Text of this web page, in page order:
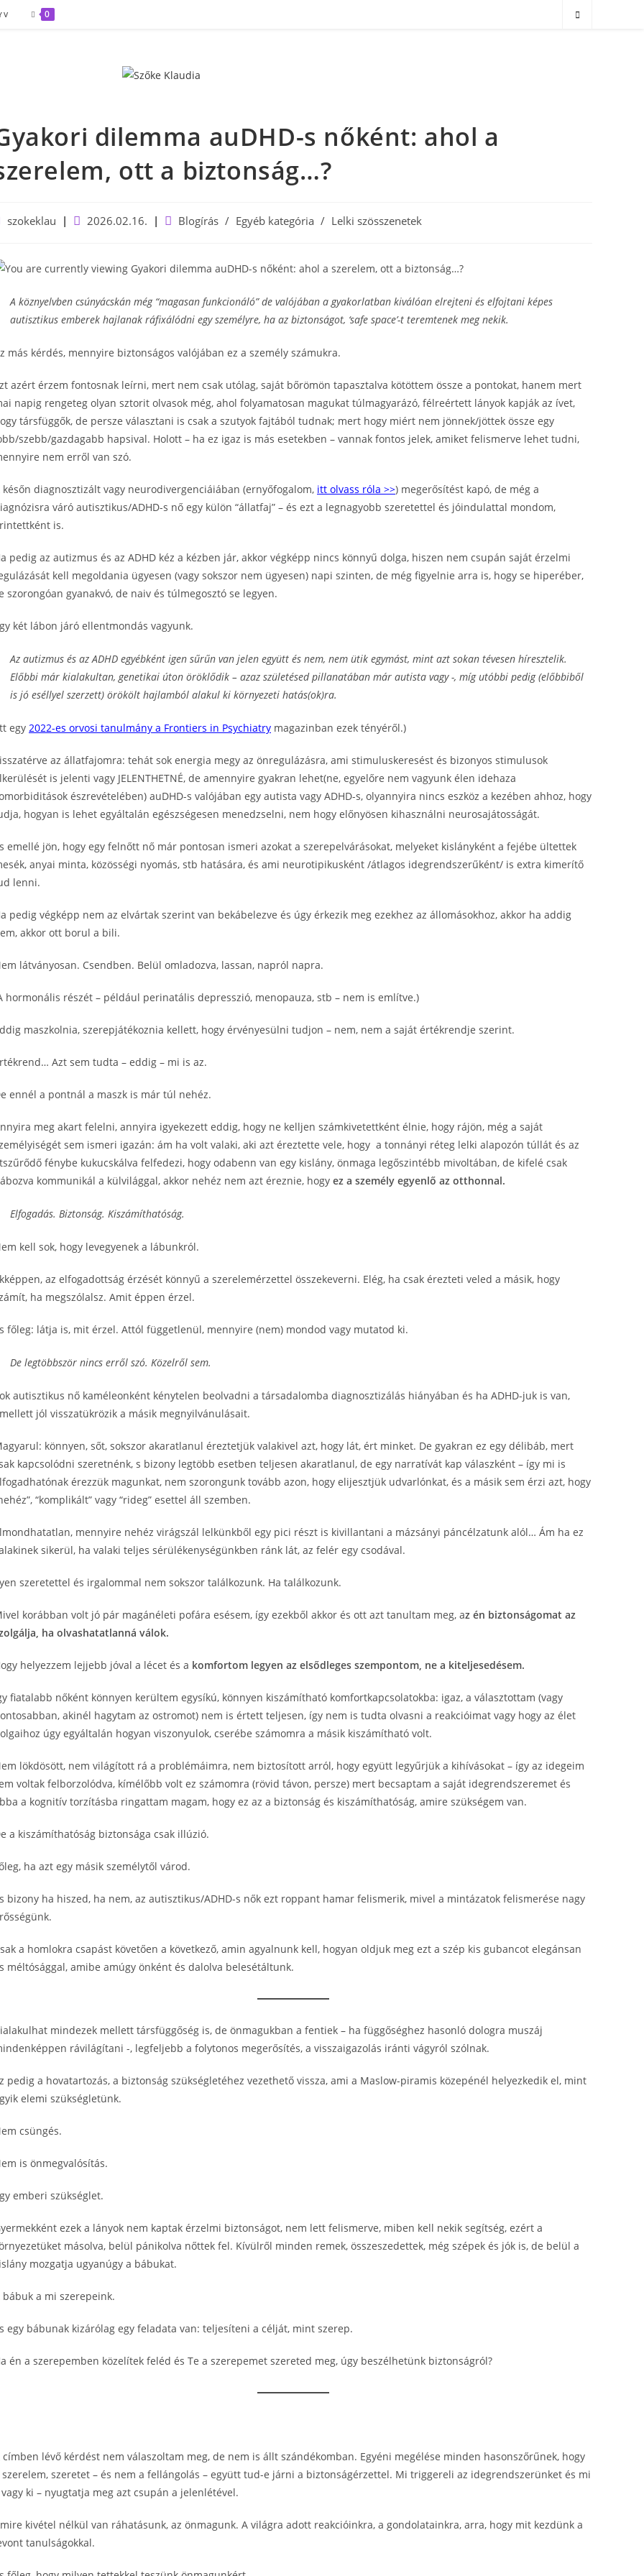
0
dilemma auDHD-s nőként: ahol a
ott a biztonság…?
szokeklau
Post2026.02.16.
PostBlogírás / Egyéb kategória / Lelki szösszenetek
A köznyelvben csúnyácskán még “magasan funkcionáló” de valójában a gyakorlatban kiválóan elrejteni és elfojtani képes
autisztikus emberek hajlanak ráfixálódni egy személyre, ha az biztonságot, ‘safe space’-t teremtenek meg nekik.
más kérdés, mennyire biztonságos valójában ez a személy számukra.
azért érzem fontosnak leírni, mert nem csak utólag, saját bőrömön tapasztalva kötöttem össze a pontokat, hanem mert
napig rengeteg olyan sztorit olvasok még, ahol folyamatosan magukat túlmagyarázó, félreértett lányok kapják az ívet,
társfüggők, de persze választani is csak a szutyok fajtából tudnak; mert hogy miért nem jönnek/jöttek össze egy
szebb/gazdagabb hapsival. Holott – ha ez igaz is más esetekben – vannak fontos jelek, amiket felismerve lehet tudni,
nem erről van szó.
későn diagnosztizált vagy neurodivergenciáiában (ernyőfogalom, itt olvass róla >>) megerősítést kapó, de még a
váró autisztikus/ADHD-s nő egy külön “állatfaj” – és ezt a legnagyobb szeretettel és jóindulattal mondom,
is.
pedig az autizmus és az ADHD kéz a kézben jár, akkor végképp nincs könnyű dolga, hiszen nem csupán saját érzelmi
kell megoldania ügyesen (vagy sokszor nem ügyesen) napi szinten, de még figyelnie arra is, hogy se hiperéber,
szorongóan gyanakvó, de naiv és túlmegosztó se legyen.
két lábon járó ellentmondás vagyunk.
Az autizmus és az ADHD egyébként igen sűrűn van jelen együtt és nem, nem ütik egymást, mint azt sokan tévesen híresztelik.
Előbbi már kialakultan, genetikai úton öröklődik – azaz születésed pillanatában már autista vagy -, míg utóbbi pedig (előbbiből
is jó eséllyel szerzett) örökölt hajlamból alakul ki környezeti hatás(ok)ra.
egy 2022-es orvosi tanulmány a Frontiers in Psychiatry magazinban ezek tényéről.)
az állatfajomra: tehát sok energia megy az önregulázásra, ami stimuluskeresést és bizonyos stimulusok
is jelenti vagy JELENTHETNÉ, de amennyire gyakran lehet(ne, egyelőre nem vagyunk élen idehaza
észrevételében) auDHD-s valójában egy autista vagy ADHD-s, olyannyira nincs eszköz a kezében ahhoz, hogy
hogyan is lehet egyáltalán egészségesen menedzselni, nem hogy előnyösen kihasználni neurosajátosságát.
emellé jön, hogy egy felnőtt nő már pontosan ismeri azokat a szerepelvárásokat, melyeket kislányként a fejébe ültettek
anyai minta, közösségi nyomás, stb hatására, és ami neurotipikusként /átlagos idegrendszerűként/ is extra kimerítő
lenni.
pedig végképp nem az elvártak szerint van bekábelezve és úgy érkezik meg ezekhez az állomásokhoz, akkor ha addig
akkor ott borul a bili.
látványosan. Csendben. Belül omladozva, lassan, napról napra.
hormonális részét – például perinatális depresszió, menopauza, stb – nem is említve.)
maszkolnia, szerepjátékoznia kellett, hogy érvényesülni tudjon – nem, nem a saját értékrendje szerint.
Azt sem tudta – eddig – mi is az.
ennél a pontnál a maszk is már túl nehéz.
meg akart felelni, annyira igyekezett eddig, hogy ne kelljen számkivetettként élnie, hogy rájön, még a saját
sem ismeri igazán: ám ha volt valaki, aki azt éreztette vele, hogy a tonnányi réteg lelki alapozón túllát és az
fénybe kukucskálva felfedezi, hogy odabenn van egy kislány, önmaga legőszintébb mivoltában, de kifelé csak
kommunikál a külvilággal, akkor nehéz nem azt éreznie, hogy ez a személy egyenlő az otthonnal.
Elfogadás. Biztonság. Kiszámíthatóság.
kell sok, hogy levegyenek a lábunkról.
az elfogadottság érzését könnyű a szerelemérzettel összekeverni. Elég, ha csak érezteti veled a másik, hogy
ha megszólalsz. Amit éppen érzel.
főleg: látja is, mit érzel. Attól függetlenül, mennyire (nem) mondod vagy mutatod ki.
De legtöbbször nincs erről szó. Közelről sem.
autisztikus nő kaméleonként kénytelen beolvadni a társadalomba diagnosztizálás hiányában és ha ADHD-juk is van,
jól visszatükrözik a másik megnyilvánulásait.
könnyen, sőt, sokszor akaratlanul éreztetjük valakivel azt, hogy lát, ért minket. De gyakran ez egy délibáb, mert
kapcsolódni szeretnénk, s bizony legtöbb esetben teljesen akaratlanul, de egy narratívát kap válaszként – így mi is
érezzük magunkat, nem szorongunk tovább azon, hogy elijesztjük udvarlónkat, és a másik sem érzi azt, hogy
“komplikált” vagy “rideg” esettel áll szemben.
mennyire nehéz virágszál lelkünkből egy pici részt is kivillantani a mázsányi páncélzatunk alól… Ám ha ez
sikerül, ha valaki teljes sérülékenységünkben ránk lát, az felér egy csodával.
szeretettel és irgalommal nem sokszor találkozunk. Ha találkozunk.
korábban volt jó pár magánéleti pofára esésem, így ezekből akkor és ott azt tanultam meg, az én biztonságomat az
ha olvashatatlanná válok.
helyezzem lejjebb jóval a lécet és a komfortom legyen az elsődleges szempontom, ne a kiteljesedésem.
fiatalabb nőként könnyen kerültem egysíkú, könnyen kiszámítható komfortkapcsolatokba: igaz, a választottam (vagy
akinél hagytam az ostromot) nem is értett teljesen, így nem is tudta olvasni a reakcióimat vagy hogy az élet
úgy egyáltalán hogyan viszonyulok, cserébe számomra a másik kiszámítható volt.
lökdösött, nem világított rá a problémáimra, nem biztosított arról, hogy együtt legyűrjük a kihívásokat – így az idegeim
voltak felborzolódva, kímélőbb volt ez számomra (rövid távon, persze) mert becsaptam a saját idegrendszeremet és
a kognitív torzításba ringattam magam, hogy ez az a biztonság és kiszámíthatóság, amire szükségem van.
a kiszámíthatóság biztonsága csak illúzió.
ha azt egy másik személytől várod.
bizony ha hiszed, ha nem, az autisztikus/ADHD-s nők ezt roppant hamar felismerik, mivel a mintázatok felismerése nagy
a homlokra csapást követően a következő, amin agyalnunk kell, hogyan oldjuk meg ezt a szép kis gubancot elegánsan
méltósággal, amibe amúgy önként és dalolva belesétáltunk.
mindezek mellett társfüggőség is, de önmagukban a fentiek – ha függőséghez hasonló dologra muszáj
rávilágítani -, legfeljebb a folytonos megerősítés, a visszaigazolás iránti vágyról szólnak.
pedig a hovatartozás, a biztonság szükségletéhez vezethető vissza, ami a Maslow-piramis közepénél helyezkedik el, mint
elemi szükségletünk.
csüngés.
is önmegvalósítás.
emberi szükséglet.
ezek a lányok nem kaptak érzelmi biztonságot, nem lett felismerve, miben kell nekik segítség, ezért a
másolva, belül pánikolva nőttek fel. Kívülről minden remek, összeszedettek, még szépek és jók is, de belül a
mozgatja ugyanúgy a bábukat.
bábuk a mi szerepeink.
egy bábunak kizárólag egy feladata van: teljesíteni a célját, mint szerep.
én a szerepemben közelítek feléd és Te a szerepemet szereted meg, úgy beszélhetünk biztonságról?
címben lévő kérdést nem válaszoltam meg, de nem is állt szándékomban. Egyéni megélése minden hasonszőrűnek, hogy
szerelem, szeretet – és nem a fellángolás – együtt tud-e járni a biztonságérzettel. Mi triggereli az idegrendszerünket és mi
vagy ki – nyugtatja meg azt csupán a jelenlétével.
kivétel nélkül van ráhatásunk, az önmagunk. A világra adott reakcióinkra, a gondolatainkra, arra, hogy mit kezdünk a
tanulságokkal.